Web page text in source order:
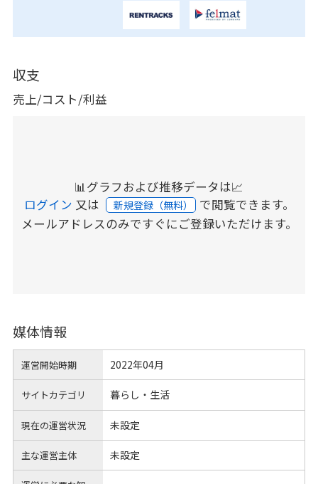
収支
売上/コスト/利益
📊グラフおよび推移データは📈
ログイン 又は 新規登録（無料） で閲覧できます。
メールアドレスのみですぐにご登録いただけます。
媒体情報
運営開始時期 2022年04月
サイトカテゴリ 暮らし・生活
現在の運営状況 未設定
主な運営主体 未設定